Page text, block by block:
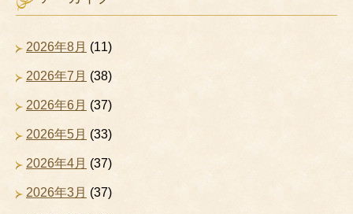
2026年8月 (11)
2026年7月 (38)
2026年6月 (37)
2026年5月 (33)
2026年4月 (37)
2026年3月 (37)